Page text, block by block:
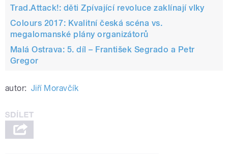
Trad.Attack!: děti Zpívající revoluce zaklínají vlky
Colours 2017: Kvalitní česká scéna vs.
megalomanské plány organizátorů
Malá Ostrava: 5. díl – František Segrado a Petr
Gregor
autor: Jiří Moravčík